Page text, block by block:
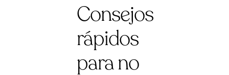
Consejos
rápidos
para no